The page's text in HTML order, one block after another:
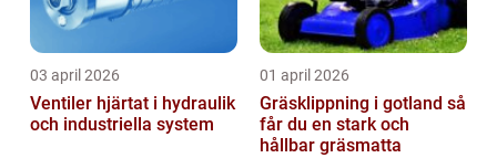
03 april 2026
Ventiler hjärtat i hydraulik
och industriella system
01 april 2026
Gräsklippning i gotland så
får du en stark och
hållbar gräsmatta